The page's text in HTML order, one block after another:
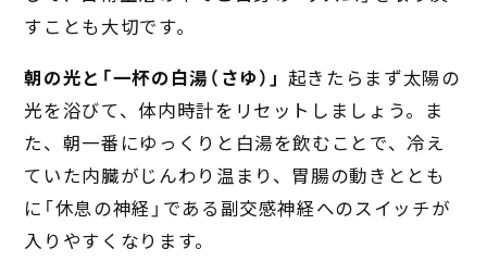
すことも大切です。
朝の光と「一杯の白湯（さゆ）」 起きたらまず太陽の
光を浴びて、体内時計をリセットしましょう。ま
た、朝一番にゆっくりと白湯を飲むことで、冷え
ていた内臓がじんわり温まり、胃腸の動きととも
に「休息の神経」である副交感神経へのスイッチが
入りやすくなります。